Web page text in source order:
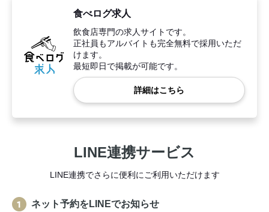
食べログ求人
飲食店専門の求人サイトです。
正社員もアルバイトも完全無料で採用いただ
けます。
最短即日で掲載が可能です。
詳細はこちら
LINE連携サービス
LINE連携でさらに便利にご利用いただけます
ネット予約をLINEでお知らせ